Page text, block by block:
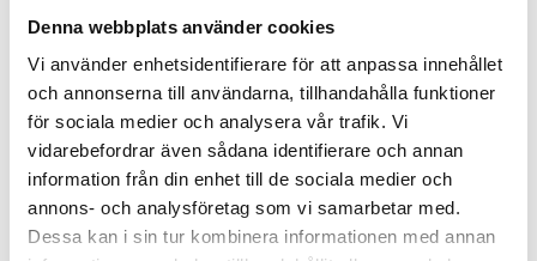
Denna webbplats använder cookies
Vi använder enhetsidentifierare för att anpassa innehållet
och annonserna till användarna, tillhandahålla funktioner
för sociala medier och analysera vår trafik. Vi
vidarebefordrar även sådana identifierare och annan
information från din enhet till de sociala medier och
annons- och analysföretag som vi samarbetar med.
Dessa kan i sin tur kombinera informationen med annan
Omdömen
Du
Klicka på en stjärna för att sätta ditt betyg